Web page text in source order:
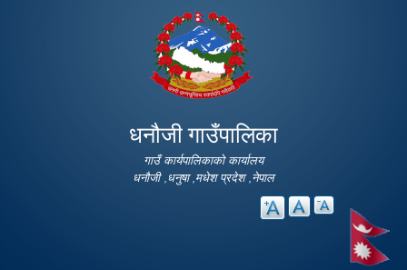
main
content
धनौजी गाउँपालिका
गाउँ कार्यपालिकाको कार्यालय
धनौजी ,धनुषा ,मधेश प्रदेश ,नेपाल